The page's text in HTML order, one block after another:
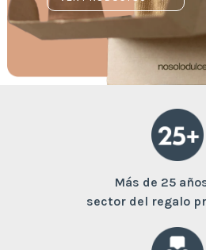
Más de 25
sector del regalo